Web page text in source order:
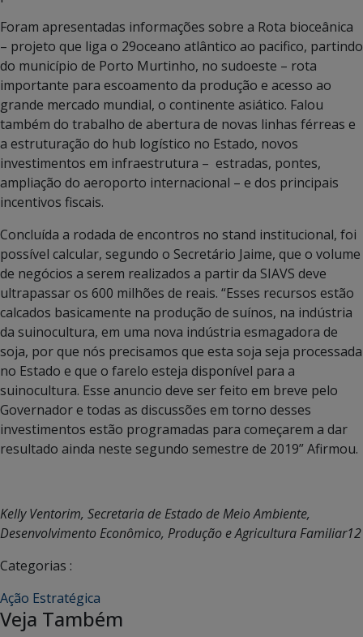
Foram apresentadas informações sobre a Rota bioceânica
– projeto que liga o 29oceano atlântico ao pacifico, partindo
do município de Porto Murtinho, no sudoeste – rota
importante para escoamento da produção e acesso ao
grande mercado mundial, o continente asiático. Falou
também do trabalho de abertura de novas linhas férreas e
a estruturação do hub logístico no Estado, novos
investimentos em infraestrutura – estradas, pontes,
ampliação do aeroporto internacional – e dos principais
incentivos fiscais.
Concluída a rodada de encontros no stand institucional, foi
possível calcular, segundo o Secretário Jaime, que o volume
de negócios a serem realizados a partir da SIAVS deve
ultrapassar os 600 milhões de reais. “Esses recursos estão
calcados basicamente na produção de suínos, na indústria
da suinocultura, em uma nova indústria esmagadora de
soja, por que nós precisamos que esta soja seja processada
no Estado e que o farelo esteja disponível para a
suinocultura. Esse anuncio deve ser feito em breve pelo
Governador e todas as discussões em torno desses
investimentos estão programadas para começarem a dar
resultado ainda neste segundo semestre de 2019” Afirmou.
Kelly Ventorim, Secretaria de Estado de Meio Ambiente,
Desenvolvimento Econômico, Produção e Agricultura Familiar12
Categorias :
Ação Estratégica
Veja Também